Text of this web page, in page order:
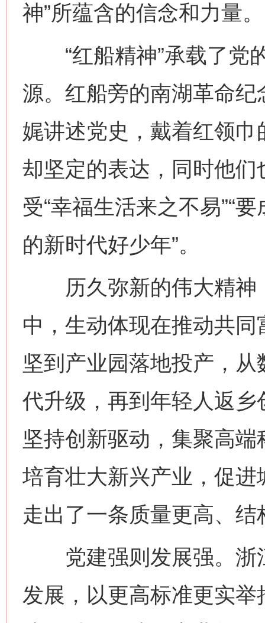
神”所蕴含的信念和力量。
“红船精神”承载了党
源。红船旁的南湖革命纪
娓讲述党史，戴着红领
却坚定的表达，同时他们
受“幸福生活来之不易”“
的新时代好少年”。
历久弥新的伟大精神
中，生动体现在推动共
坚到产业园落地投产，
代升级，再到年轻人返
坚持创新驱动，集聚高
培育壮大新兴产业，促
走出了一条质量更高、
党建强则发展强。浙
发展，以更高标准更实